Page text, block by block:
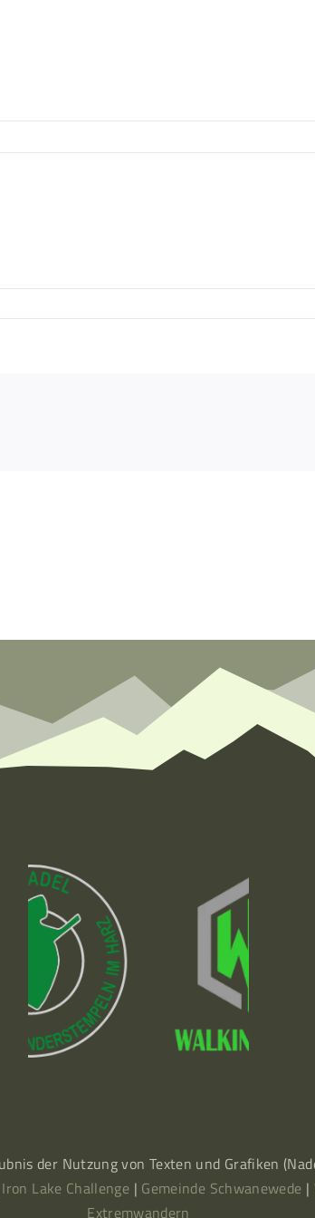
der Nutzung von Texten und Grafiken
Iron Lake Challenge | Gemeinde Schwanewede |
Extremwandern